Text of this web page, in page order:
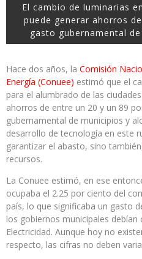
El cambio de luminarias
puede generar ahorros
gasto gubernamental
Hace dos años, la Comisión
Energía (Conuee) estimó que el
para el alumbrado de las
ahorros de entre un 20 y un 89
gubernamental de municipios y
desarrollo de tecnología en este
garantizar el abasto, sino
recursos.
La Conuee estimó, en ese
ocupaba el 2.25 por ciento del
país, lo que significaba un gasto
los gobiernos municipales debían
Electricidad. Aunque hoy no
respecto, las cifras no deben